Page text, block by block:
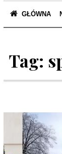
GŁÓWNA
Tag: